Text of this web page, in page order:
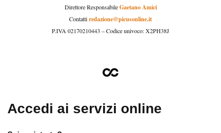
Direttore ResponsabileGaetano Amici
Contattiredazione@picusonline.it
P.IVA 02170210443 – Codice univoco: X2PH38J
Accedi ai servizi online